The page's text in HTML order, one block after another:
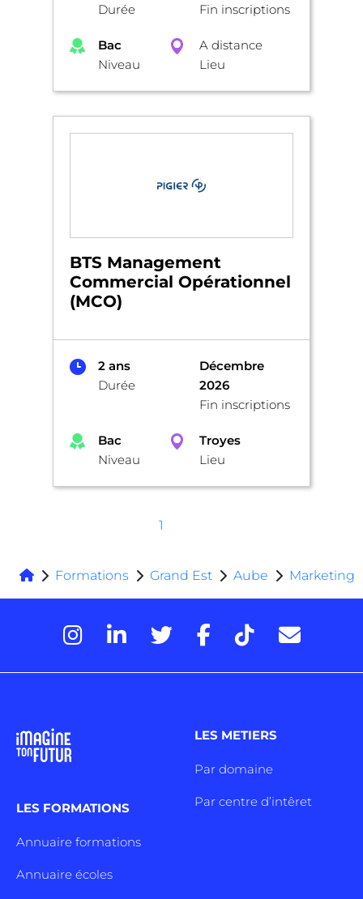
Durée
Fin inscriptions
Bac
Niveau
A distance
Lieu
BTS Management
Commercial Opérationnel
(MCO)
2 ans
Durée
Décembre
2026
Fin inscriptions
Bac
Niveau
Troyes
Lieu
1
Formations Grand Est Aube Marketing
LES FORMATIONS
Annuaire formations
Annuaire écoles
LES METIERS
Par domaine
Par centre d’intêret